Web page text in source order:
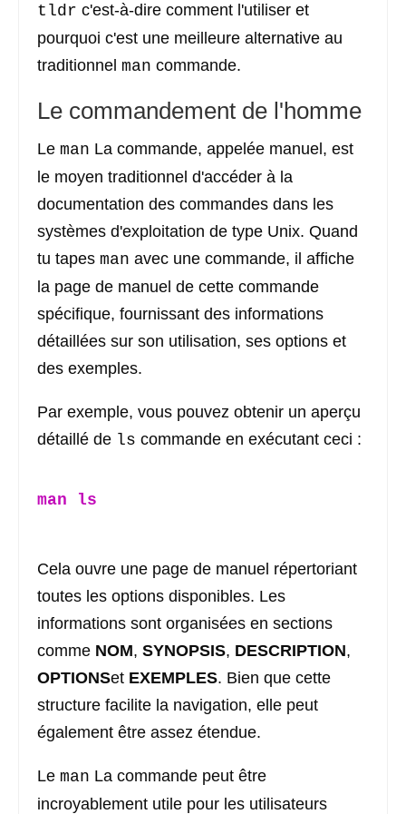
tldr c'est-à-dire comment l'utiliser et
pourquoi c'est une meilleure alternative au
traditionnel man commande.
Le commandement de l'homme
Le man La commande, appelée manuel, est
le moyen traditionnel d'accéder à la
documentation des commandes dans les
systèmes d'exploitation de type Unix. Quand
tu tapes man avec une commande, il affiche
la page de manuel de cette commande
spécifique, fournissant des informations
détaillées sur son utilisation, ses options et
des exemples.
Par exemple, vous pouvez obtenir un aperçu
détaillé de ls commande en exécutant ceci :
man ls
Cela ouvre une page de manuel répertoriant
toutes les options disponibles. Les
informations sont organisées en sections
comme NOM, SYNOPSIS, DESCRIPTION,
OPTIONSet EXEMPLES. Bien que cette
structure facilite la navigation, elle peut
également être assez étendue.
Le man La commande peut être
incroyablement utile pour les utilisateurs